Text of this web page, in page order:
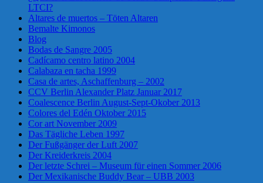
LTCI?
Altares de muertos – Töten Altaren
Bemalte Kimonos
Blog
Bodas de Sangre 2005
Cadícamo centro latino 2004
Calabaza en tacha 1999
Casa de artes, Aschaffenburg – 2002
CCV Berlin Alexander Platz Januar 2017
Coalescence Berlin August-Sept-Okober 2013
Colores del Edén Oktober 2015
Cor art November 2009
Das Tägliche Leben 1997
Der Fußgänger der Luft 2007
Der Kreiderkreis 2004
Der letzte Schrei – Museum für einen Sommer 2006
Der Mexikanische Buddy Bear – UBB 2003